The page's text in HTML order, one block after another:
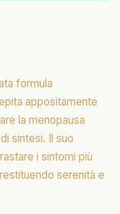
formula
appositamente
la menopausa
sintesi. Il suo
i sintomi più
serenità e